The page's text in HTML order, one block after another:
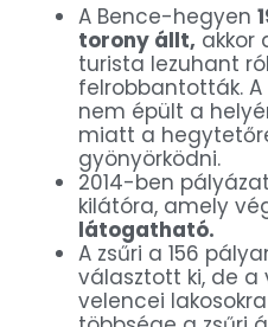
A Bence-hegyen
torony állt, akkor
turista lezuhant
felrobbantották.
nem épült a
miatt a
gyönyörködni.
2014-ben
kilátóra, amely
látogatható.
A zsűri a 156
választott ki, de
velencei